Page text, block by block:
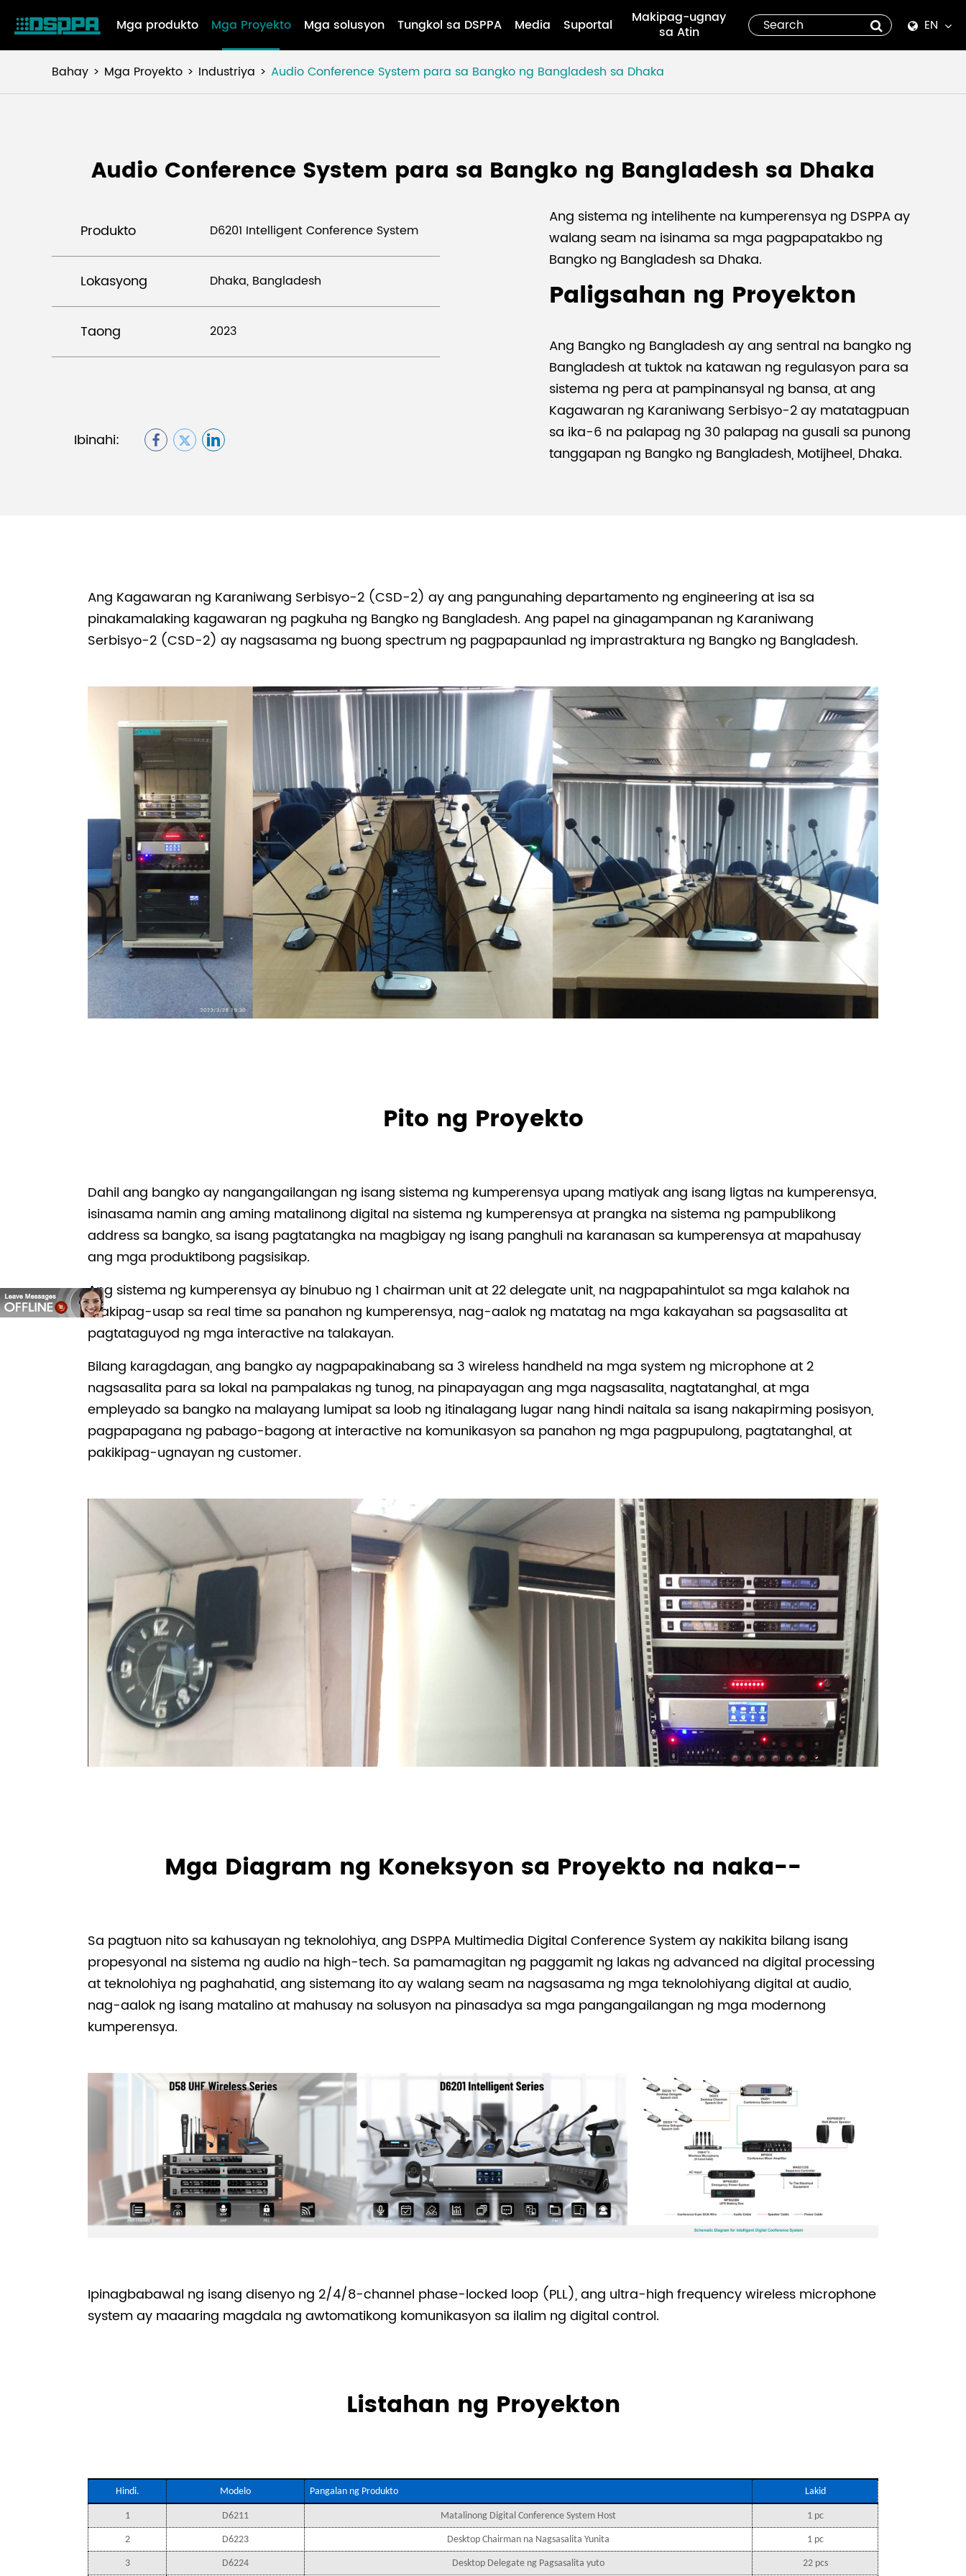
Mga produkto Mga Proyekto Mga solusyon Tungkol sa DSPPA Media Suportal
Makipag-ugnay
sa Atin
EN
Español
русский
العربية
tiếng việt
Malay
বাঙালি
Bahay Mga Proyekto Industriya Audio Conference System para sa Bangko ng Bangladesh sa Dhaka
Audio Conference System para sa Bangko ng Bangladesh sa Dhaka
Produkto D6201 Intelligent Conference System
Lokasyong Dhaka, Bangladesh
Taong 2023
Ibinahi:
Ang sistema ng intelihente na kumperensya ng DSPPA ay
walang seam na isinama sa mga pagpapatakbo ng
Bangko ng Bangladesh sa Dhaka.
Paligsahan ng Proyekton
Ang Bangko ng Bangladesh ay ang sentral na bangko ng
Bangladesh at tuktok na katawan ng regulasyon para sa
sistema ng pera at pampinansyal ng bansa, at ang
Kagawaran ng Karaniwang Serbisyo-2 ay matatagpuan
sa ika-6 na palapag ng 30 palapag na gusali sa punong
tanggapan ng Bangko ng Bangladesh, Motijheel, Dhaka.
Ang Kagawaran ng Karaniwang Serbisyo-2 (CSD-2) ay ang pangunahing departamento ng engineering at isa sa
pinakamalaking kagawaran ng pagkuha ng Bangko ng Bangladesh. Ang papel na ginagampanan ng Karaniwang
Serbisyo-2 (CSD-2) ay nagsasama ng buong spectrum ng pagpapaunlad ng imprastraktura ng Bangko ng Bangladesh.
Pito ng Proyekto
Dahil ang bangko ay nangangailangan ng isang sistema ng kumperensya upang matiyak ang isang ligtas na kumperensya,
isinasama namin ang aming matalinong digital na sistema ng kumperensya at prangka na sistema ng pampublikong
address sa bangko, sa isang pagtatangka na magbigay ng isang panghuli na karanasan sa kumperensya at mapahusay
ang mga produktibong pagsisikap.
Ang sistema ng kumperensya ay binubuo ng 1 chairman unit at 22 delegate unit, na nagpapahintulot sa mga kalahok na
makipag-usap sa real time sa panahon ng kumperensya, nag-aalok ng matatag na mga kakayahan sa pagsasalita at
pagtataguyod ng mga interactive na talakayan.
Bilang karagdagan, ang bangko ay nagpapakinabang sa 3 wireless handheld na mga system ng microphone at 2
nagsasalita para sa lokal na pampalakas ng tunog, na pinapayagan ang mga nagsasalita, nagtatanghal, at mga
empleyado sa bangko na malayang lumipat sa loob ng itinalagang lugar nang hindi naitala sa isang nakapirming posisyon,
pagpapagana ng pabago-bagong at interactive na komunikasyon sa panahon ng mga pagpupulong, pagtatanghal, at
pakikipag-ugnayan ng customer.
Mga Diagram ng Koneksyon sa Proyekto na naka--
Sa pagtuon nito sa kahusayan ng teknolohiya, ang DSPPA Multimedia Digital Conference System ay nakikita bilang isang
propesyonal na sistema ng audio na high-tech. Sa pamamagitan ng paggamit ng lakas ng advanced na digital processing
at teknolohiya ng paghahatid, ang sistemang ito ay walang seam na nagsasama ng mga teknolohiyang digital at audio,
nag-aalok ng isang matalino at mahusay na solusyon na pinasadya sa mga pangangailangan ng mga modernong
kumperensya.
Ipinagbabawal ng isang disenyo ng 2/4/8-channel phase-locked loop (PLL), ang ultra-high frequency wireless microphone
system ay maaaring magdala ng awtomatikong komunikasyon sa ilalim ng digital control.
Listahan ng Proyekton
Hindi. Modelo Pangalan ng Produkto Lakid
1 D6211 Matalinong Digital Conference System Host 1 pc
2 D6223 Desktop Chairman na Nagsasalita Yunita 1 pc
3 D6224 Desktop Delegate ng Pagsasalita yuto 22 pcs